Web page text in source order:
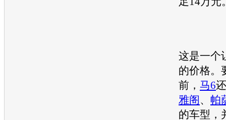
这是一个
的价格。
前， 马6
雅阁、 帕
的车型，